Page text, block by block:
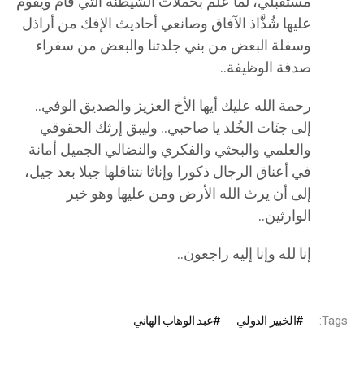
عليها شُذَّاذ الآفاق وصانعي أحاديث الإفك من أراذل
وسفلة البعض من بني جلدتنا والبعض من سفراء
صدفة الوظيفة..
رحمة الله عليك أيها الأخ العزيز والصديق الوفي..
إلى جنَات الخُلد يا صاحبي.. وليبق إرثك الحقوقي
والعلمي والبحثي والفكري والنضالي الجميل أمانة
في أعناق الرجال ذكورا وإناثا نتناقلها جيلا بعد جيل،
إلى أن يرث الله الأرض ومن عليها وهو خير
الوارثين..
إنا لله وإنا إليه راجعون..
Tags: الخبير الدولي عبد الوهاب الهاني